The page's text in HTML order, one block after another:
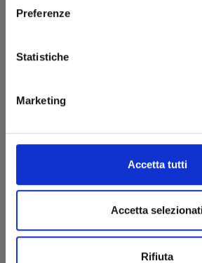
Preferenze
Statistiche
Marketing
Accetta tutti
Accetta
Rifiuta
un amore
avventure di un
STAR COMICS
DEL FUMETTO
Appuntamento il
I GLOBAL MANGA
Tutti i nuovi
manga europei
Pagina precedente